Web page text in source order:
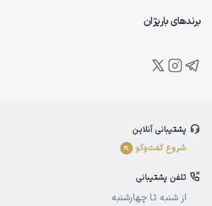
برندهای باریژان
ویتالیر
الوینا
آیسول
پشتیبانی آنلاین
شروع گفت‌و‌گو
تلفن پشتیبانی
از شنبه تا چهارشنبه